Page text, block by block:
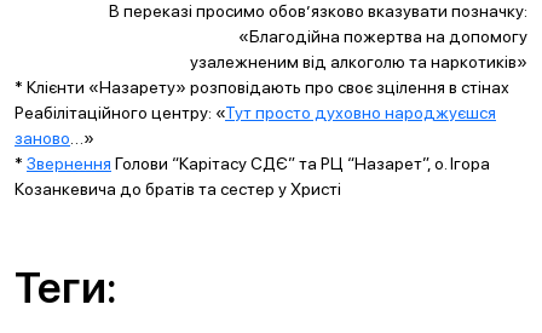
В переказі просимо обов’язково вказувати позначку:
«Благодійна пожертва на допомогу
узалежненим від алкоголю та наркотиків»
* Клієнти «Назарету» розповідають про своє зцілення в стінах
Реабілітаційного центру: «Тут просто духовно народжуєшся
заново …»
* Звернення Голови “Карітасу СДЄ” та РЦ “Назарет”, о. Ігора
Козанкевича до братів та сестер у Христі
Теги: